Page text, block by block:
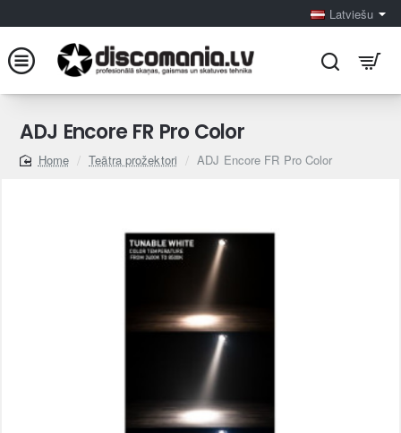
Latviešu
ADJ Encore FR Pro Color
home
Teātra prožektori ADJ Encore FR Pro Color